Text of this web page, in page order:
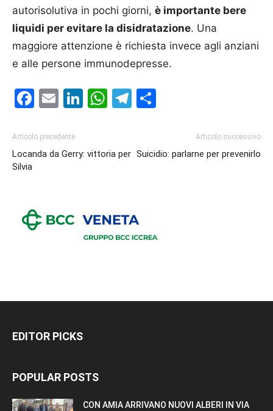
autorisolutiva in pochi giorni, è importante bere
liquidi per evitare la disidratazione. Una
maggiore attenzione è richiesta invece agli anziani
e alle persone immunodepresse.
Facebook
EmailLinkedIn
WhatsApp
Telegram
Articolo precedente
Locanda da Gerry: vittoria per
Silvia
Articolo successivo
Suicidio: parlarne per prevenirlo
EDITOR PICKS
POPULAR POSTS
CON AMIA ARRIVANO NUOVI ALBERI IN VIA